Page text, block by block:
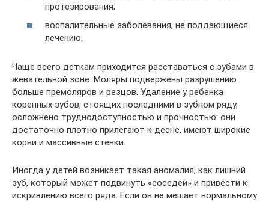
протезирования;
воспалительные заболевания, не поддающиеся
лечению.
Чаще всего деткам приходится расставаться с зубами в
жевательной зоне. Моляры подвержены разрушению
больше премоляров и резцов. Удаление у ребенка
коренных зубов, стоящих последними в зубном ряду,
осложнено труднодоступностью и прочностью: они
достаточно плотно прилегают к десне, имеют широкие
корни и массивные стенки.
Иногда у детей возникает такая аномалия, как лишний
зуб, который может подвинуть «соседей» и привести к
искривлению всего ряда. Если он не мешает нормальному